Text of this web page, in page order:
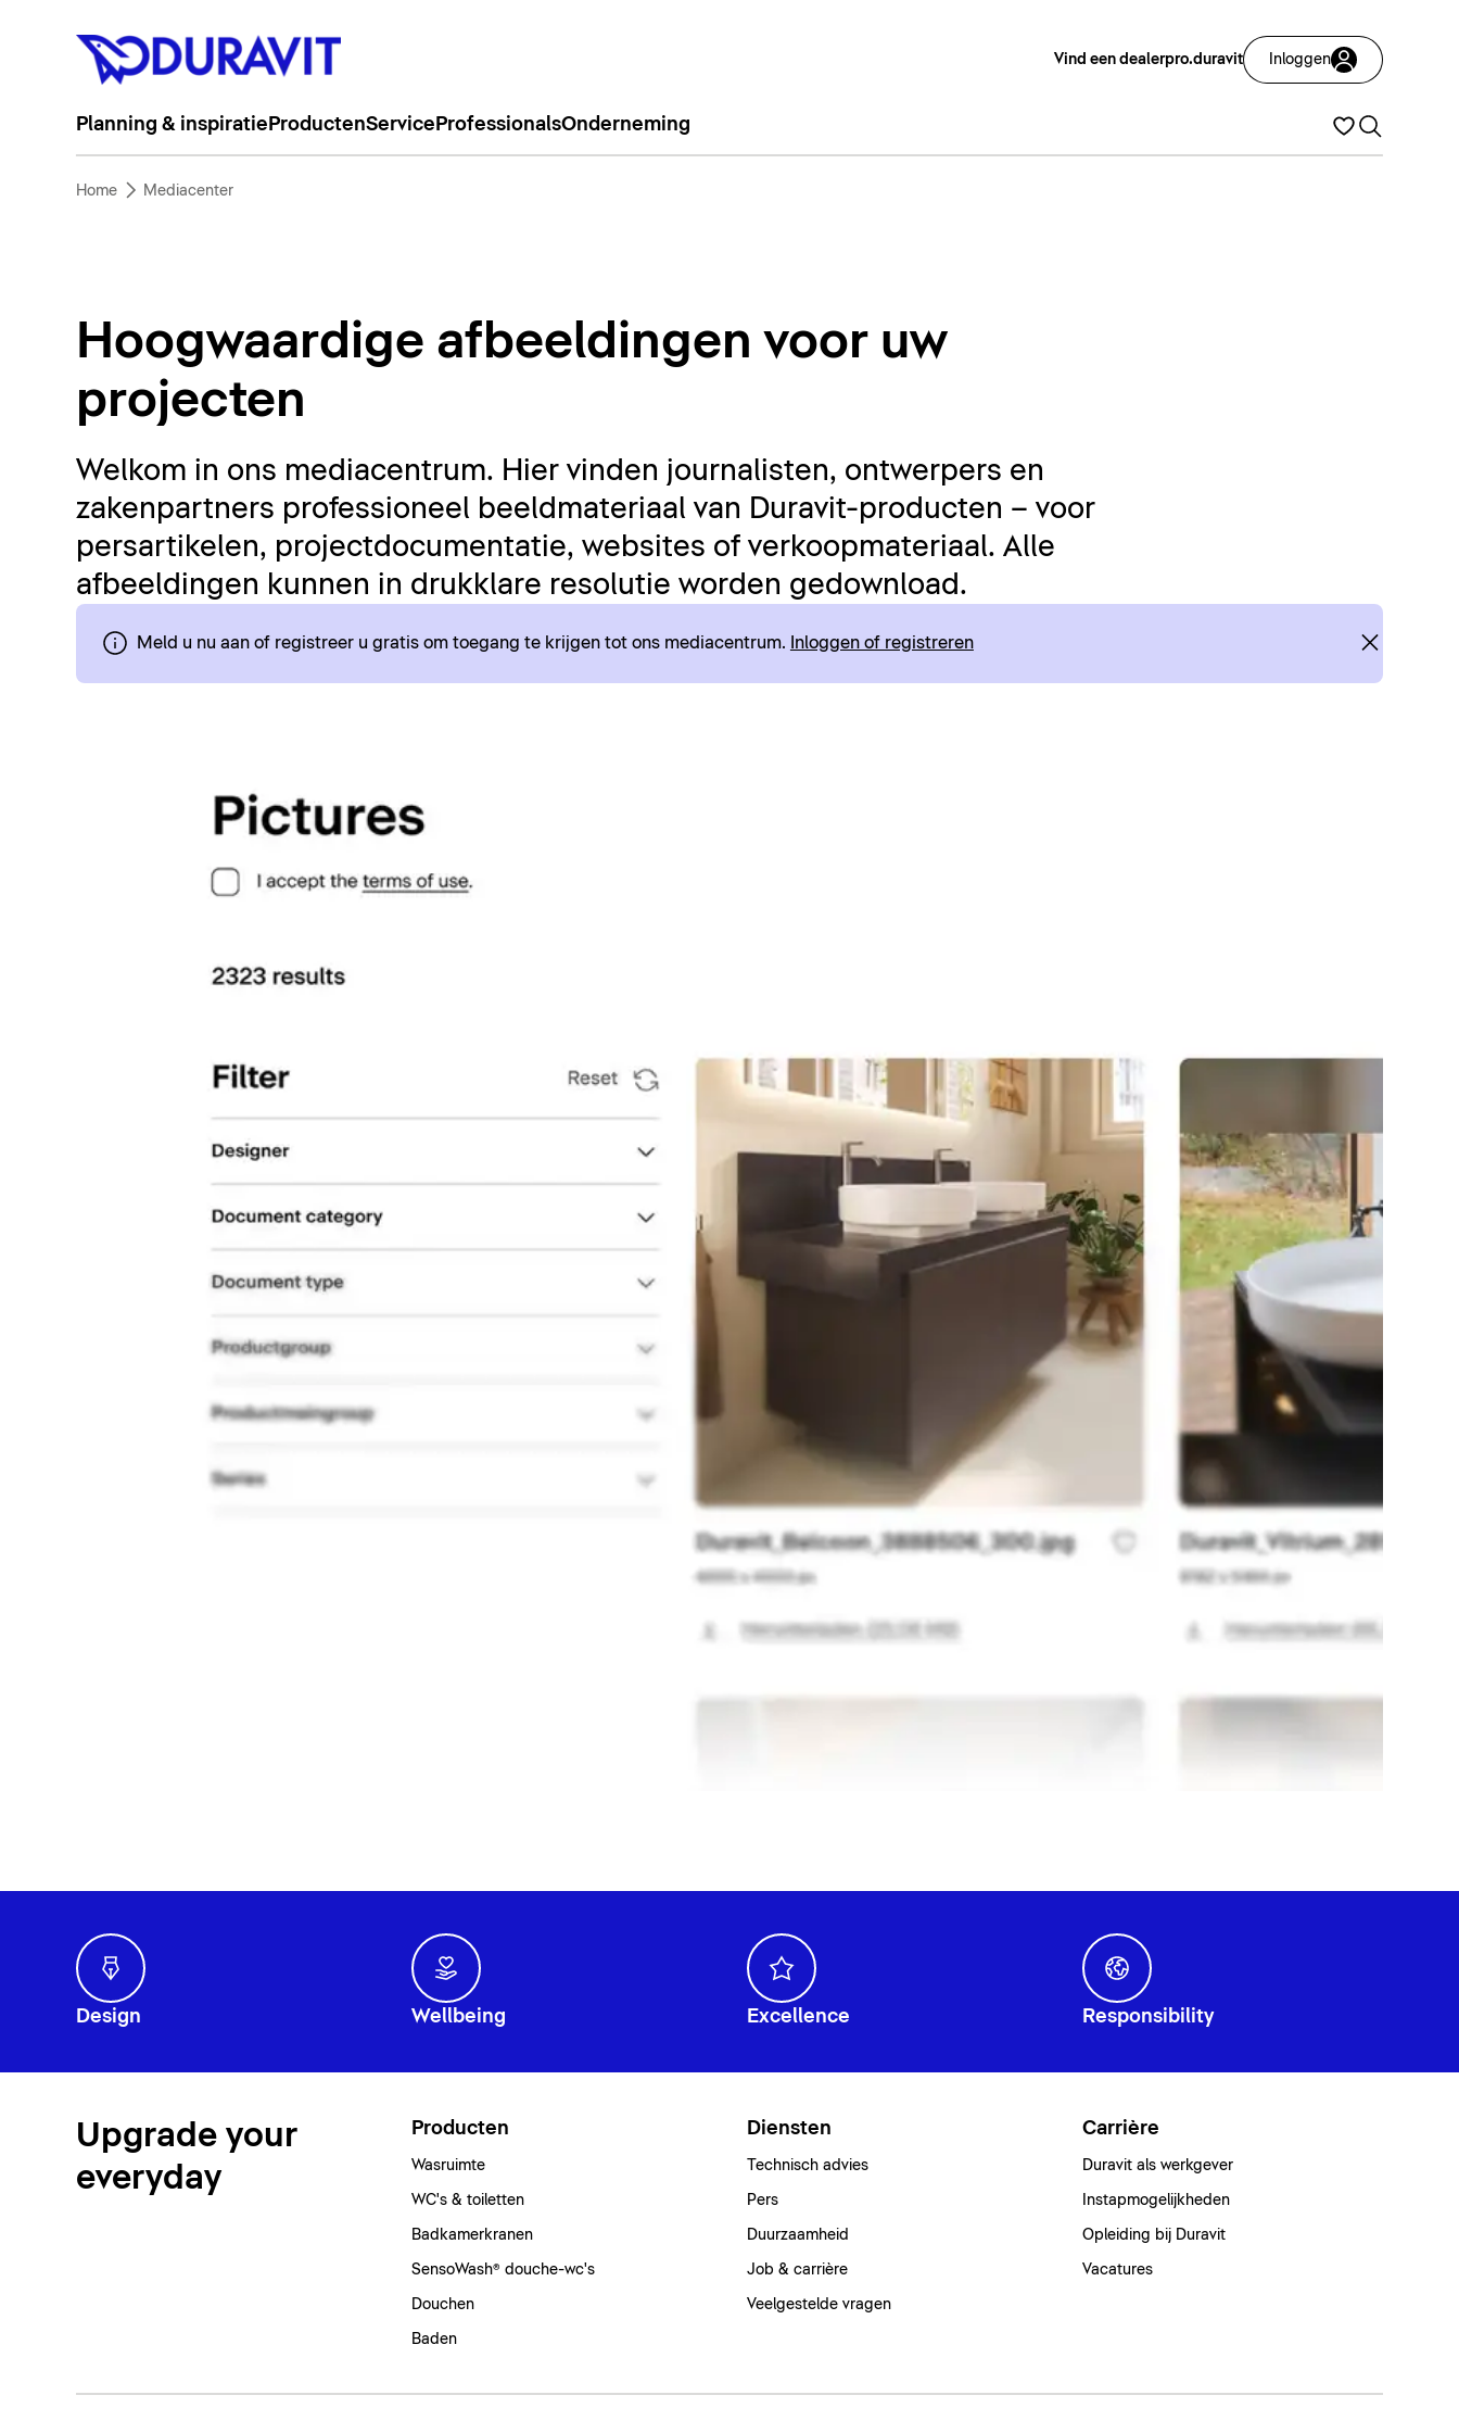
Vind een dealerpro.duravit Inloggen
Planning & inspiratie ProductenService ProfessionalsOnderneming
Home Mediacenter
Hoogwaardige afbeeldingen voor uw
projecten
Welkom in ons mediacentrum. Hier vinden journalisten, ontwerpers en
zakenpartners professioneel beeldmateriaal van Duravit-producten – voor
persartikelen, projectdocumentatie, websites of verkoopmateriaal. Alle
afbeeldingen kunnen in drukklare resolutie worden gedownload.
Meld u nu aan of registreer u gratis om toegang te krijgen tot ons mediacentrum. Inloggen of registreren
Design Wellbeing Excellence Responsibility
Upgrade your
everyday
Producten
Wasruimte
WC's & toiletten
Badkamerkranen
SensoWash® douche-wc's
Douchen
Baden
Diensten
Technisch advies
Pers
Duurzaamheid
Job & carrière
Veelgestelde vragen
Carrière
Duravit als werkgever
Instapmogelijkheden
Opleiding bij Duravit
Vacatures